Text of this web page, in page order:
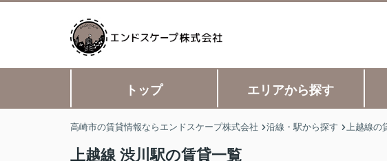
トップ エリアから探す
高崎市の賃貸情報ならエンドスケープ株式会社 沿線・駅から探す 上越線の
上越線 渋川駅の賃貸一覧